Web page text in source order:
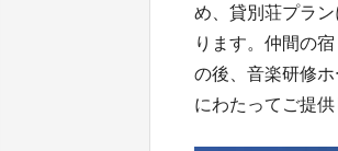
め、貸別荘プラ
ります。仲間の
の後、音楽研修
にわたってご提供